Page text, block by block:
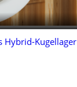
Hybrid-Kugellager